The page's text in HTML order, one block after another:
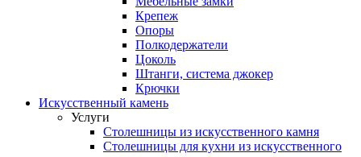
Крепеж
Опоры
Полкодержатели
Цоколь
Штанги, система джокер
Крючки
Искусственный камень
Услуги
Столешницы из искусственного камня
Столешницы для кухни из искусственного